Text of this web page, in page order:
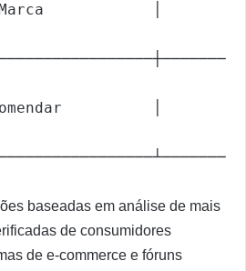
Marca            │
│
baseadas em análise de mais
de consumidores
de e-commerce e fóruns